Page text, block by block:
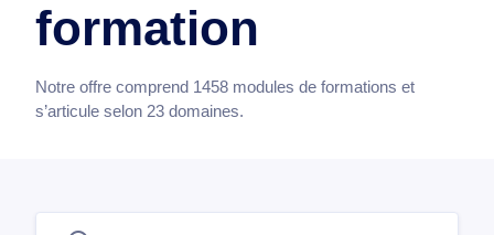
formation
Notre offre comprend 1458 modules de formations et
s’articule selon 23 domaines.